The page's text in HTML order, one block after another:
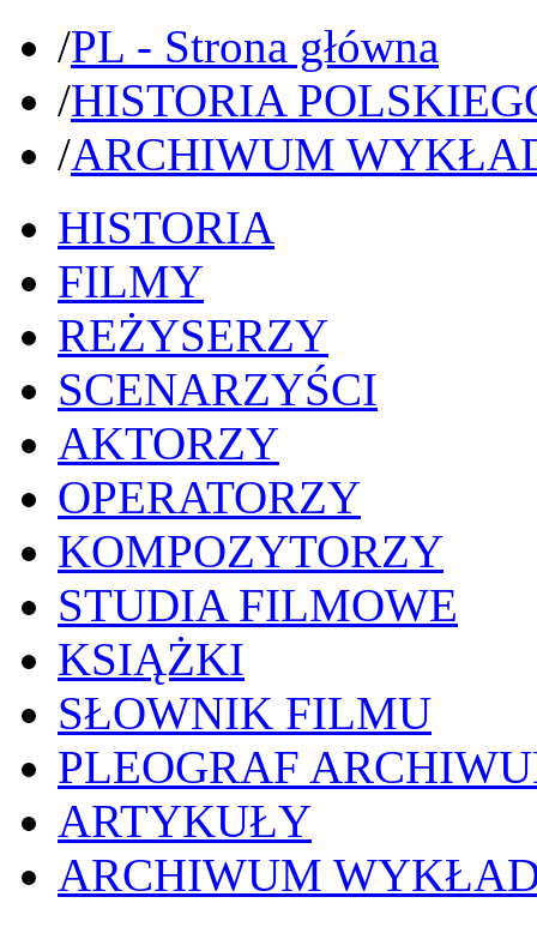
/PL - Strona główna
/HISTORIA
/ARCHIWUM
HISTORIA
FILMY
REŻYSERZY
SCENARZYŚCI
AKTORZY
OPERATORZY
KOMPOZYTORZY
STUDIA FILMOWE
KSIĄŻKI
SŁOWNIK FILMU
PLEOGRAF
ARTYKUŁY
ARCHIWUM